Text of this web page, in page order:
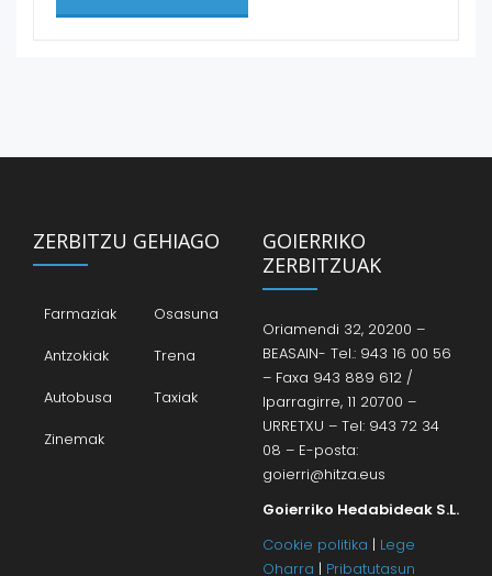
ZERBITZU GEHIAGO
Farmaziak
Osasuna
Antzokiak
Trena
Autobusa
Taxiak
Zinemak
GOIERRIKO
ZERBITZUAK
Oriamendi 32, 20200 –
BEASAIN- Tel.: 943 16 00 56
– Faxa 943 889 612 /
Iparragirre, 11 20700 –
URRETXU – Tel: 943 72 34
08 – E-posta:
goierri@hitza.eus
Goierriko Hedabideak S.L.
Cookie politika | Lege
Oharra | Pribatutasun